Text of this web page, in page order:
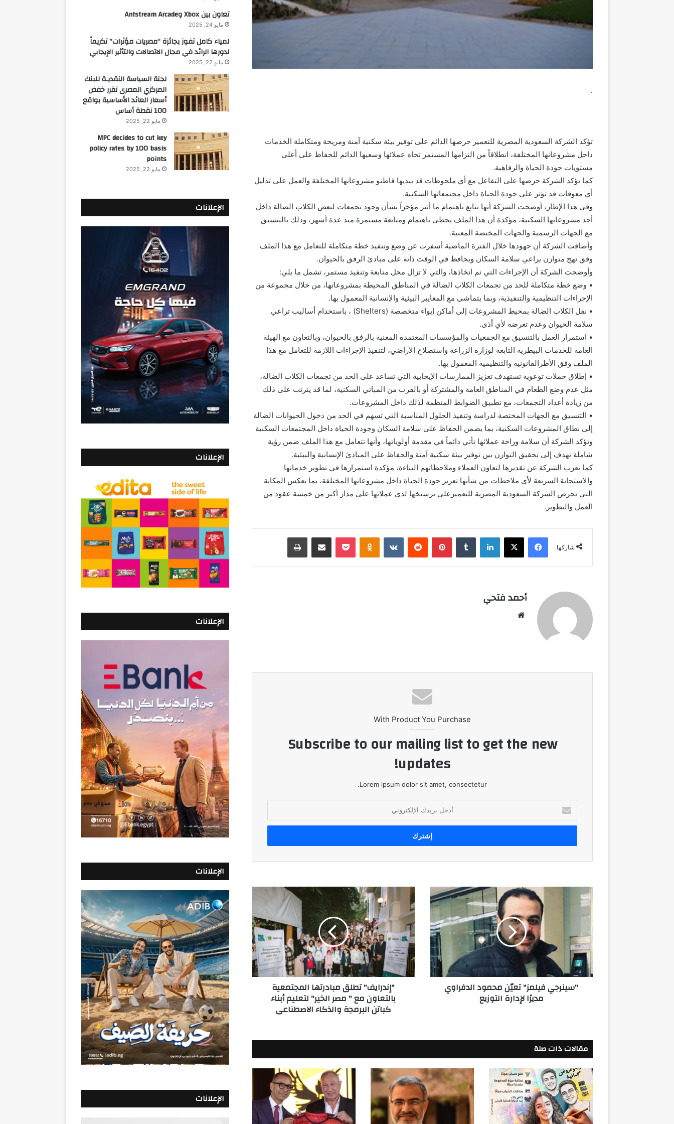
.
تؤكد الشركة السعودية المصرية للتعمير حرصها الدائم على توفير بيئة سكنية آمنة ومريحة ومتكاملة الخدمات
داخل مشروعاتها المختلفة، انطلاقاً من التزامها المستمر تجاه عملائها وسعيها الدائم للحفاظ على أعلى
مستويات جودة الحياة والرفاهية.
كما تؤكد الشركة حرصها على التفاعل مع أي ملحوظات قد يبديها قاطنو مشروعاتها المختلفة والعمل على تذليل
أي معوقات قد تؤثر على جودة الحياة داخل مجتمعاتها السكنية.
وفي هذا الإطار، أوضحت الشركة أنها تتابع باهتمام ما أثير مؤخراً بشأن وجود تجمعات لبعض الكلاب الضالة داخل
أحد مشروعاتها السكنية، مؤكدة أن هذا الملف يحظى باهتمام ومتابعة مستمرة منذ عدة أشهر، وذلك بالتنسيق
مع الجهات الرسمية والجهات المختصة المعنية.
وأضافت الشركة أن جهودها خلال الفترة الماضية أسفرت عن وضع وتنفيذ خطة متكاملة للتعامل مع هذا الملف
وفق نهج متوازن يراعي سلامة السكان ويحافظ في الوقت ذاته على مبادئ الرفق بالحيوان.
وأوضحت الشركة أن الإجراءات التي تم اتخاذها، والتي لا تزال محل متابعة وتنفيذ مستمر، تشمل ما يلي:
• وضع خطة متكاملة للحد من تجمعات الكلاب الضالة في المناطق المحيطة بمشروعاتها، من خلال مجموعة من
الإجراءات التنظيمية والتنفيذية، وبما يتماشى مع المعايير البيئية والإنسانية المعمول بها.
• نقل الكلاب الضالة بمحيط المشروعات إلى أماكن إيواء متخصصة (Shelters) ، باستخدام أساليب تراعي
سلامة الحيوان وعدم تعرضه لأي أذى.
• استمرار العمل بالتنسيق مع الجمعيات والمؤسسات المعتمدة المعنية بالرفق بالحيوان، وبالتعاون مع الهيئة
العامة للخدمات البيطرية التابعة لوزارة الزراعة واستصلاح الأراضي، لتنفيذ الإجراءات اللازمة للتعامل مع هذا
الملف وفق الأطرالقانونية والتنظيمية المعمول بها.
• إطلاق حملات توعوية تستهدف تعزيز الممارسات الإيجابية التي تساعد على الحد من تجمعات الكلاب الضالة،
مثل عدم وضع الطعام في المناطق العامة والمشتركة أو بالقرب من المباني السكنية، لما قد يترتب على ذلك
من زيادة أعداد التجمعات، مع تطبيق الضوابط المنظمة لذلك داخل المشروعات.
• التنسيق مع الجهات المختصة لدراسة وتنفيذ الحلول المناسبة التي تسهم في الحد من دخول الحيوانات الضالة
إلى نطاق المشروعات السكنية، بما يضمن الحفاظ على سلامة السكان وجودة الحياة داخل المجتمعات السكنية
وتؤكد الشركة أن سلامة وراحة عملائها تأتي دائماً في مقدمة أولوياتها، وأنها تتعامل مع هذا الملف ضمن رؤية
شاملة تهدف إلى تحقيق التوازن بين توفير بيئة سكنية آمنة والحفاظ على المبادئ الإنسانية والبيئية.
كما تعرب الشركة عن تقديرها لتعاون العملاء وملاحظاتهم البناءة، مؤكدة استمرارها في تطوير خدماتها
والاستجابة السريعة لأي ملاحظات من شأنها تعزيز جودة الحياة داخل مشروعاتها المختلفة، بما يعكس المكانة
التي تحرص الشركة السعودية المصرية للتعميرعلى ترسيخها لدى عملائها على مدار أكثر من خمسة عقود من
العمل والتطوير.
شاركها
فيسبوك ‫X لينكدإن بينتيريست Odnoklassniki
‫Pocket مشاركة عبر البريد طباعة
أحمد فتحي
With Product You Purchase
Subscribe to our mailing list to get the new
updates!
Lorem ipsum dolor sit amet, consectetur.
بريدك
الإلكتروني
"سينرجي
فيلمز"
الدفراوي
مديرًا
لإدارة
التوزيع
"سينرجي فيلمز" تعيّن محمود الدفراوي
مديرًا لإدارة التوزيع
"إندرايف"
تطلق
مبادرتها
المجتمعية
بالتعاون
مع
"
مصر
الخير"
الاصطناعي
"إندرايف" تطلق مبادرتها المجتمعية
بالتعاون مع " مصر الخير" لتعليم أبناء
كباتن البرمجة والذكاء الاصطناعي
مقالات ذات صلة
تعاون بين Xbox وAntstream Arcade
مايو 24, 2025
لمياء كامل تفوز بجائزة “مصريات مؤثرات” تكريماً
لدورها الرائد في مجال الاتصالات والتأثير الإيجابي
مايو 22, 2025
لجنة السياسة النقديـة للبنك
المركزي المصرى تقرر خفض
أسعار العائد الأساسية بواقع
100 نقطة أساس
مايو 22, 2025
MPC decides to cut key
policy rates by 100 basis
points
مايو 22, 2025
الإعلانات
الإعلانات
الإعلانات
الإعلانات
الإعلانات